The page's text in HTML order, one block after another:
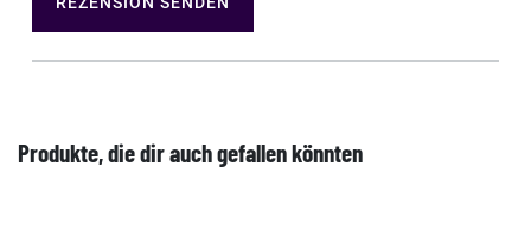
Produkte, die dir auch gefallen könnten